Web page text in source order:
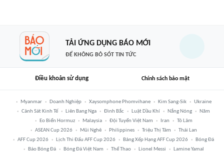
TẢI ỨNG DỤNG BÁO MỚI
ĐỂ KHÔNG BỎ SÓT TIN TỨC
Điều khoản sử dụng Chính sách bảo mật
Myanmar Doanh Nghiệp Xaysomphone Phomvihane Kim Sang-Sik
Ukraine
Cảnh Sát Kinh Tế
Liên Bang Nga Đình Bắc Luật Dầu Khí Nắng Nóng
Năm
Eo Biển Hormuz
Malaysia Đội Tuyển Việt Nam Iran
Tô Lâm
ASEAN Cup 2026
Mũi Nghê Philippines Triệu Thị Tâm
Thái Lan
AFF Cup 2026
Lịch Thi Đấu AFF Cup 2026 Bảng Xếp Hạng AFF Cup 2026
Bóng Đá
Báo Bóng Đá
Bóng Đá Việt Nam Thể Thao Lionel Messi
Lamine Yamal